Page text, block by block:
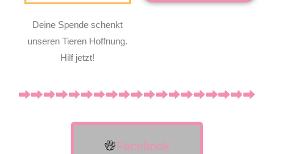
Deine Spende schenkt
unseren Tieren Hoffnung.
Hilf jetzt!
Facebook